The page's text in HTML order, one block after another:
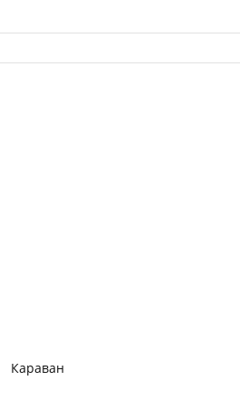
Караван